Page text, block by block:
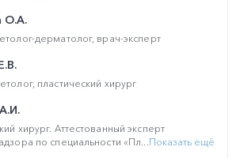
О.А.
дерматолог, врач-эксперт
пластический хирург
хирург. Аттестованный эксперт
по специальности «Пл...Показать ещё